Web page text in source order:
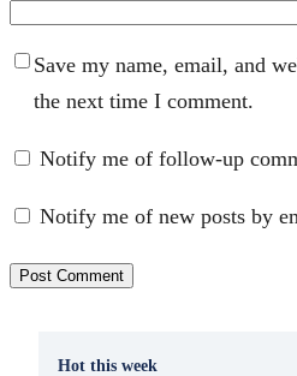
Save my name, email, and
the next time I comment.
Notify me of follow-up
Notify me of new posts by
Hot this week